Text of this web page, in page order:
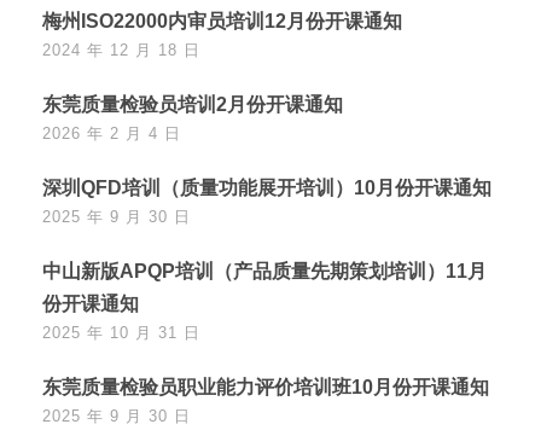
梅州ISO22000内审员培训12月份开课通知
2024 年 12 月 18 日
东莞质量检验员培训2月份开课通知
2026 年 2 月 4 日
深圳QFD培训（质量功能展开培训）10月份开课通知
2025 年 9 月 30 日
中山新版APQP培训（产品质量先期策划培训）11月
份开课通知
2025 年 10 月 31 日
东莞质量检验员职业能力评价培训班10月份开课通知
2025 年 9 月 30 日